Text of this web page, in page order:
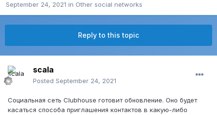
September 24, 2021 in Other social networks
Reply to this topic
scala
Posted September 24, 2021
Социальная сеть Clubhouse готовит обновление. Оно будет
касаться способа приглашения контактов в какую-либо